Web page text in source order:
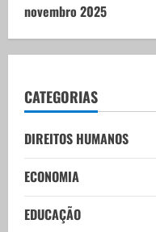
novembro 2025
CATEGORIAS
DIREITOS HUMANOS
ECONOMIA
EDUCAÇÃO